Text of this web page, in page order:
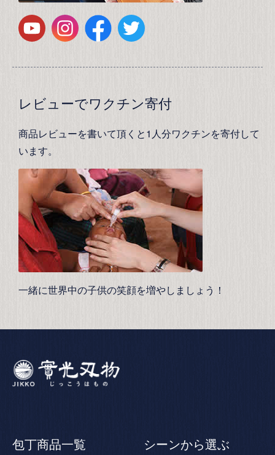
レビューでワクチン寄付
商品レビューを書いて頂くと1人分ワクチンを寄付して
います。
一緒に世界中の子供の笑顔を増やしましょう！
包丁商品一覧 シーンから選ぶ